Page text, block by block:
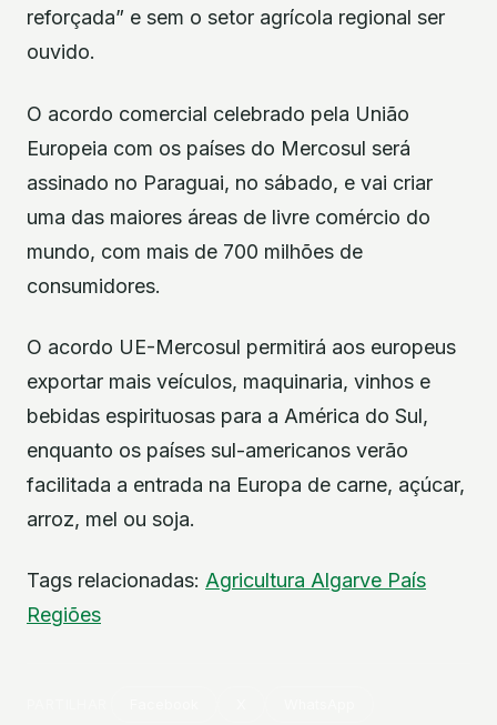
reforçada” e sem o setor agrícola regional ser
ouvido.
O acordo comercial celebrado pela União
Europeia com os países do Mercosul será
assinado no Paraguai, no sábado, e vai criar
uma das maiores áreas de livre comércio do
mundo, com mais de 700 milhões de
consumidores.
O acordo UE-Mercosul permitirá aos europeus
exportar mais veículos, maquinaria, vinhos e
bebidas espirituosas para a América do Sul,
enquanto os países sul-americanos verão
facilitada a entrada na Europa de carne, açúcar,
arroz, mel ou soja.
Tags relacionadas: Agricultura Algarve País
Regiões